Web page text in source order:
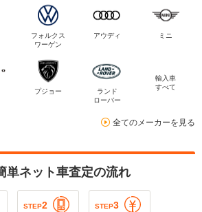
フォルクス
ワーゲン
アウディ ミニ
プジョー
ランド
ローバー
輸入車
すべて
全てのメーカーを見る
単ネット車査定の流れ
STEP2 STEP3